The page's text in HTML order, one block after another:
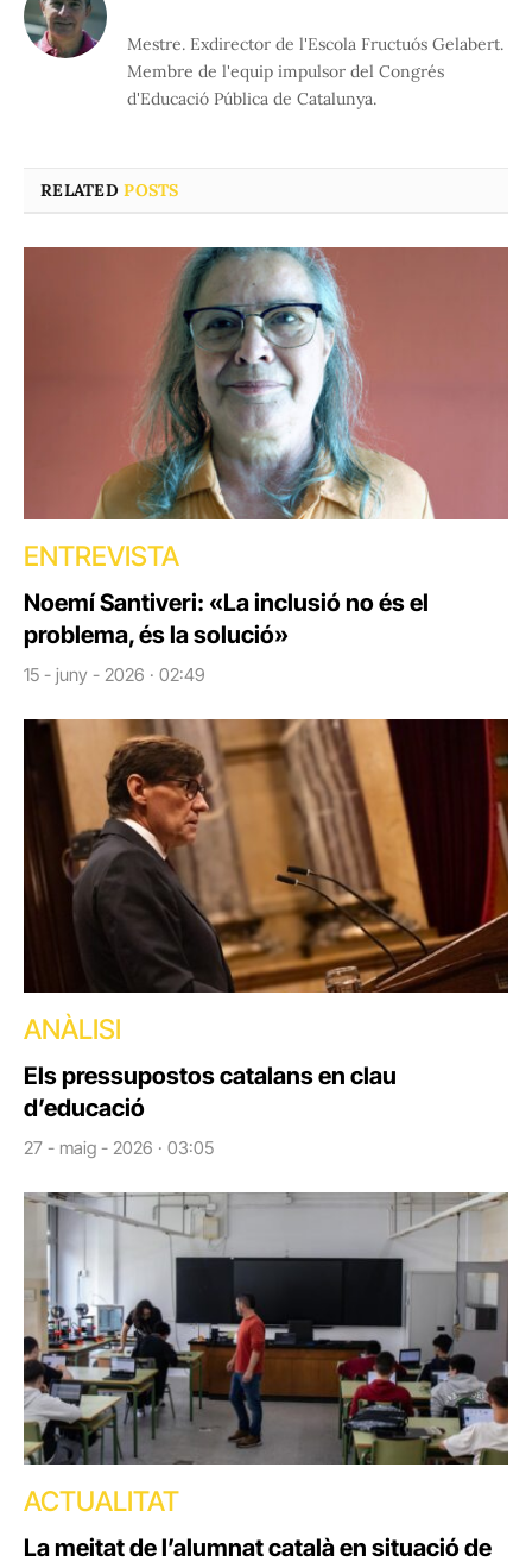
Mestre. Exdirector de l'Escola Fructuós Gelabert.
Membre de l'equip impulsor del Congrés
d'Educació Pública de Catalunya.
RELATEDPOSTS
ENTREVISTA
Noemí Santiveri: «La inclusió no és el
problema, és la solució»
15 - juny - 2026 · 02:49
ANÀLISI
Els pressupostos catalans en clau
d’educació
27 - maig - 2026 · 03:05
ACTUALITAT
La meitat de l’alumnat català en situació de